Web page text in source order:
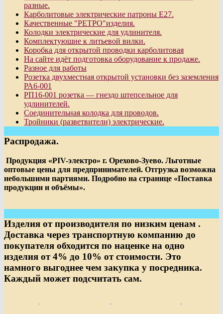
разные.
Карболитовые электрические патроны Е27.
Качественные "РЕТРО"изделия.
Колодки электрические для удлинителя.
Комплектуюшие к литьевой вилки.
Коробка для открытой проводки карболитовая
На сайте идёт подготовка оборудование к продаже.
Разное для работы
Розетка двухместная открытой установки без заземления
РА6-001
РП16-001 розетка — гнездо штепсельное для
удлинителей.
Соединительная колодка для проводов.
Тройники (разветвители) электрические.
Распродажа.
Продукция «PIV-электро» г. Орехово-Зуево. Льготные
оптовые цены для предпринимателей. Отгрузка возможна
небольшими партиями. Подробно на странице «Поставка
продукции и объёмы».
Изделия от производителя по низким ценам .
Доставка через транспортную компанию до
покупателя обходится по наценке на одно
изделия от 4% до 10% от стоимости. Это
намного выгоднее чем закупка у посредника.
Каждый может подсчитать сам.